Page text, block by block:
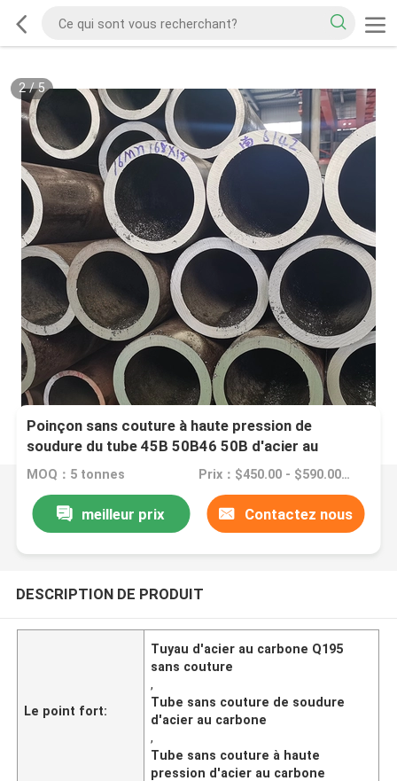
2/5
Poinçon sans couture à haute pression de
soudure du tube 45B 50B46 50B d'acier au
carbone
MOQ：5 tonnes Prix：$450.00 - $590.00/Tons
meilleur prix Contactez nous
DESCRIPTION DE PRODUIT
Le point fort:
Tuyau d'acier au carbone Q195
sans couture
,
Tube sans couture de soudure
d'acier au carbone
,
Tube sans couture à haute
pression d'acier au carbone